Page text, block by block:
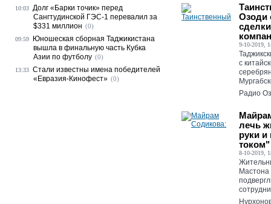
Озоди
9-10-2019,
с
Радио
лечь
руки и
током"
8-10-2019,
Мастона
10:03 Долг «Барки точик» перед
Сангтудинской ГЭС-1 перевалил за
$331 миллион (0)
09:59
Юношеская сборная Таджикистана
вышла в финальную часть Кубка
Азии по футболу (0)
13:33 Стали известны имена победителей
«Евразия-Кинофест» (0)